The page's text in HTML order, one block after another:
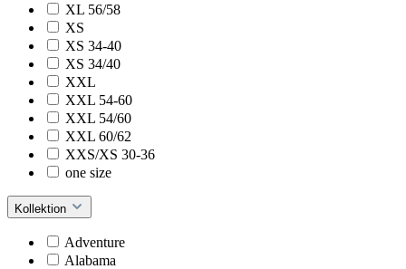
XL 56/58
XS
XS 34-40
XS 34/40
XXL
XXL 54-60
XXL 54/60
XXL 60/62
XXS/XS 30-36
one size
Kollektion
Adventure
Alabama